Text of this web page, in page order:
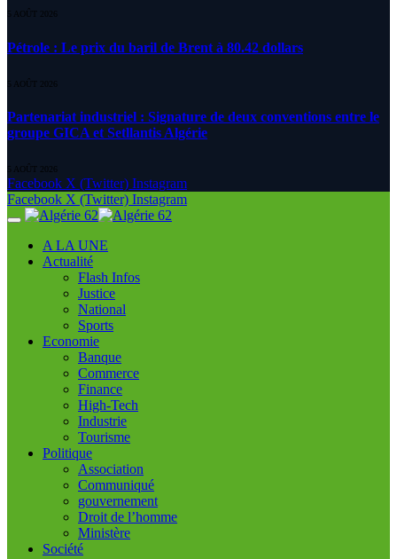
5 AOÛT 2026
Pétrole : Le prix du baril de Brent à 80.42 dollars
5 AOÛT 2026
Partenariat industriel : Signature de deux conventions entre le
groupe GICA et Setllantis Algérie
5 AOÛT 2026
Facebook X (Twitter) Instagram
Facebook X (Twitter) Instagram
A LA UNE
Actualité
Flash Infos
Justice
National
Sports
Economie
Banque
Commerce
Finance
High-Tech
Industrie
Tourisme
Politique
Association
Communiqué
gouvernement
Droit de l’homme
Ministère
Société